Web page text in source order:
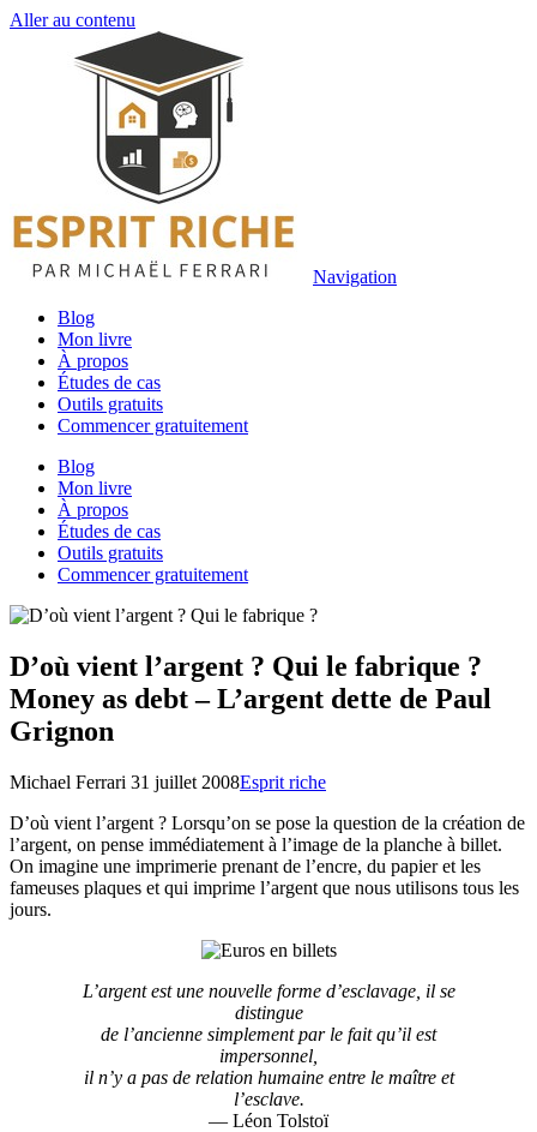
Aller au contenu
Navigation
Blog
Mon livre
À propos
Études de cas
Outils gratuits
Commencer gratuitement
Blog
Mon livre
À propos
Études de cas
Outils gratuits
Commencer gratuitement
D’où vient l’argent ? Qui le fabrique ?
Money as debt – L’argent dette de Paul
Grignon
Michael Ferrari 31 juillet 2008Esprit riche
D’où vient l’argent ? Lorsqu’on se pose la question de la création de
l’argent, on pense immédiatement à l’image de la planche à billet.
On imagine une imprimerie prenant de l’encre, du papier et les
fameuses plaques et qui imprime l’argent que nous utilisons tous les
jours.
L’argent est une nouvelle forme d’esclavage, il se
distingue
de l’ancienne simplement par le fait qu’il est
impersonnel,
il n’y a pas de relation humaine entre le maître et
l’esclave.
— Léon Tolstoï